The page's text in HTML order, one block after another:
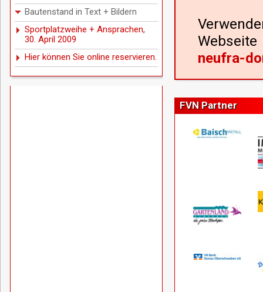
Bautenstand in Text + Bildern
Sportplatzweihe + Ansprachen,
30. April 2009
Hier können Sie online reservieren.
neufra-
FVN Partner